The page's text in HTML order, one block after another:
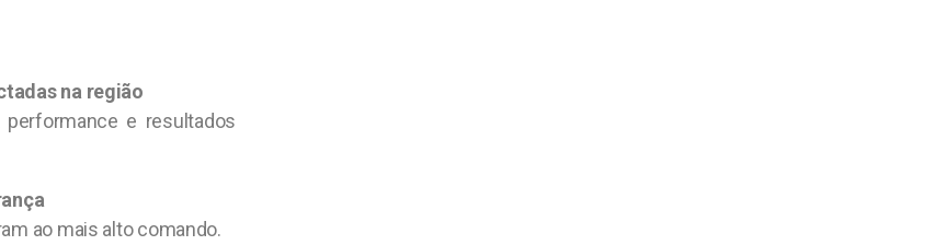
na região
e resultados
ao mais alto comando.